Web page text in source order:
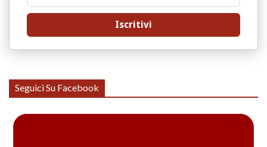
Iscritivi
Seguici Su Facebook